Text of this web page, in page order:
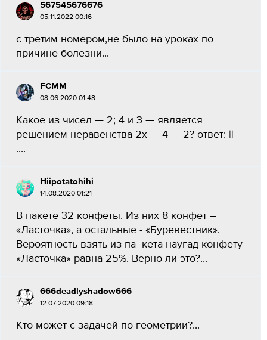
567545676676
05.11.2022 00:16
с третим номером,не было на уроках по
причине болезни...
FCMM
08.06.2020 01:48
Какое из чисел — 2; 4 и 3 — является
решением неравенства 2x — 4 — 2? ответ: ||
....
Hiipotatohihi
14.08.2020 01:21
В пакете 32 конфеты. Из них 8 конфет –
«Ласточка», а остальные - «Буревестник».
Вероятность взять из па- кета наугад конфету
«Ласточка» равна 25%. Верно ли это?...
666deadlyshadow666
12.07.2020 09:18
Кто может с задачей по геометрии?...